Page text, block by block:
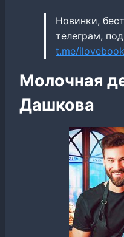
Новинки,
телеграм,
t.me/
Молочная
Дашкова